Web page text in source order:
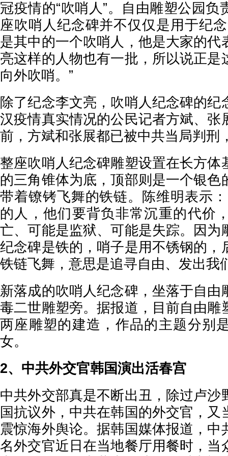
冠疫情的“吹哨人”。自由雕塑公园负
座吹哨人纪念碑并不仅仅是用于纪
是其中的一个吹哨人，他是大家的代
亮这样的人物也有一批，所以说正是
向外吹哨。”
除了纪念李文亮，吹哨人纪念碑的纪
汉疫情真实情况的公民记者方斌、张
前，方斌和张展都已被中共当局判刑
整座吹哨人纪念碑雕塑设置在长方体
的三角锥体为底，顶部则是一个银色
带着镣铐飞舞的铁链。陈维明表示
的人，他们要背负非常沉重的代价
亡、可能是监狱、可能是失踪。因为
纪念碑是铁的，哨子是用不锈钢的，
铁链飞舞，意思是追寻自由、发出我
新落成的吹哨人纪念碑，坐落于自由
毒二世雕塑旁。据报道，目前自由雕
两座雕塑的建造，作品的主题分别
女。
2、中共外交官韩国演出活春宫
中共外交部真是不断出丑，除过卢沙
国抗议外，中共在韩国的外交官，又
震惊海外舆论。据韩国媒体报道，中
名外交官近日在当地餐厅用餐时，当